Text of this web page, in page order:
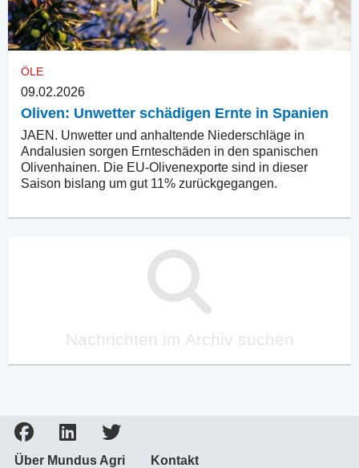
ÖLE
09.02.2026
Oliven: Unwetter schädigen Ernte in Spanien
JAEN. Unwetter und anhaltende Niederschläge in
Andalusien sorgen Ernteschäden in den spanischen
Olivenhainen. Die EU-Olivenexporte sind in dieser
Saison bislang um gut 11% zurückgegangen.
Nachrichten im Archiv suchen
Über Mundus Agri Kontakt